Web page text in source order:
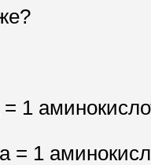
= 1
= 1